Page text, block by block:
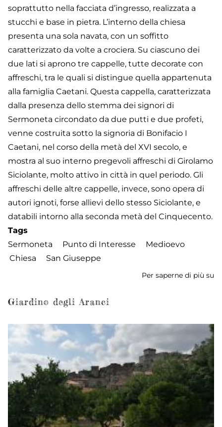
soprattutto nella facciata d’ingresso, realizzata a
stucchi e base in pietra. L’interno della chiesa
presenta una sola navata, con un soffitto
caratterizzato da volte a crociera. Su ciascuno dei
due lati si aprono tre cappelle, tutte decorate con
affreschi, tra le quali si distingue quella appartenuta
alla famiglia Caetani. Questa cappella, caratterizzata
dalla presenza dello stemma dei signori di
Sermoneta circondato da due putti e due profeti,
venne costruita sotto la signoria di Bonifacio I
Caetani, nel corso della metà del XVI secolo, e
mostra al suo interno pregevoli affreschi di Girolamo
Siciolante, molto attivo in città in quel periodo. Gli
affreschi delle altre cappelle, invece, sono opera di
autori ignoti, forse allievi dello stesso Siciolante, e
databili intorno alla seconda metà del Cinquecento.
Tags
Sermoneta
Punto di Interesse
Medioevo
Chiesa
San Giuseppe
Per saperne di più su
Giardino degli Aranci